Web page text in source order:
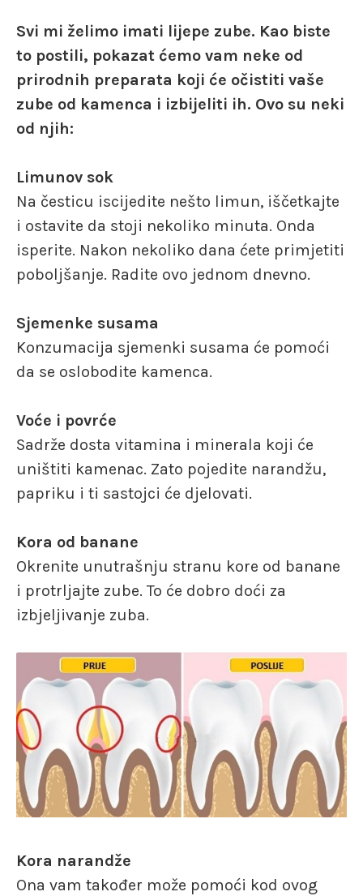
Svi mi želimo imati lijepe zube. Kao biste
to postili, pokazat ćemo vam neke od
prirodnih preparata koji će očistiti vaše
zube od kamenca i izbijeliti ih. Ovo su neki
od njih:
Limunov sok
Na česticu iscijedite nešto limun, iščetkajte
i ostavite da stoji nekoliko minuta. Onda
isperite. Nakon nekoliko dana ćete primjetiti
poboljšanje. Radite ovo jednom dnevno.
Sjemenke susama
Konzumacija sjemenki susama će pomoći
da se oslobodite kamenca.
Voće i povrće
Sadrže dosta vitamina i minerala koji će
uništiti kamenac. Zato pojedite narandžu,
papriku i ti sastojci će djelovati.
Kora od banane
Okrenite unutrašnju stranu kore od banane
i protrljajte zube. To će dobro doći za
izbjeljivanje zuba.
Kora narandže
Ona vam također može pomoći kod ovog